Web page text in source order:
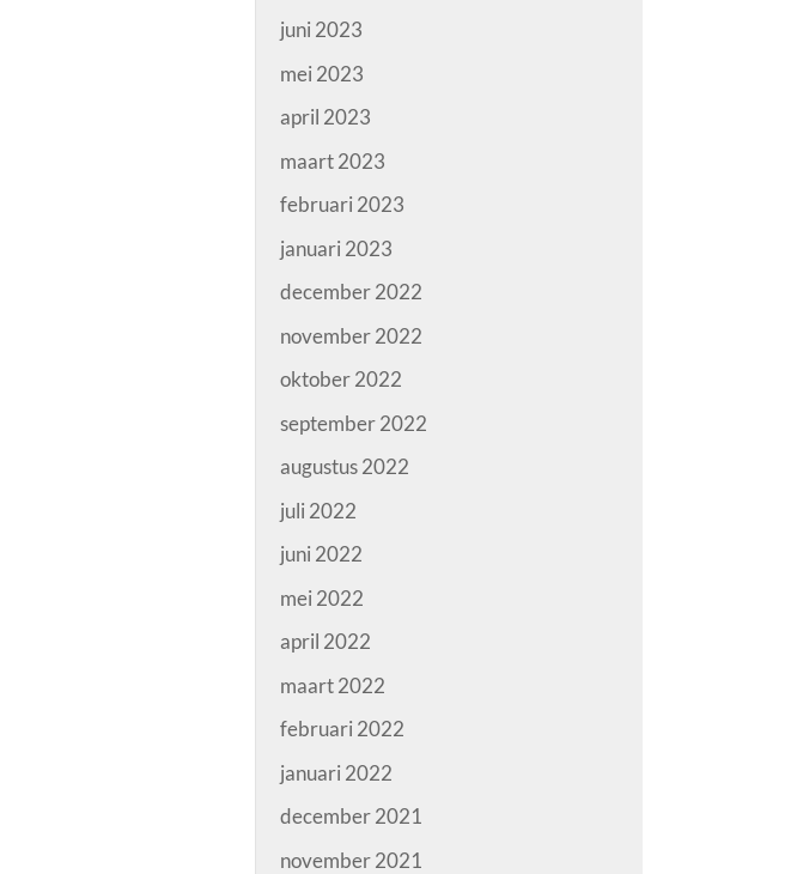
juni 2023
mei 2023
april 2023
maart 2023
februari 2023
januari 2023
december 2022
november 2022
oktober 2022
september 2022
augustus 2022
juli 2022
juni 2022
mei 2022
april 2022
maart 2022
februari 2022
januari 2022
december 2021
november 2021